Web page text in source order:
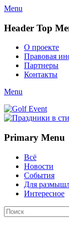
Menu
Header Top
Skip
content
О проекте
Правовая
Партнеры
Контакты
Twitter
Email
YouTube
Website
Link
Menu
Golf Event
СМИ о гольфе,
Primary Menu
Skip
content
Всё
Новости
События
Для
Интересное
Search
Search
for: